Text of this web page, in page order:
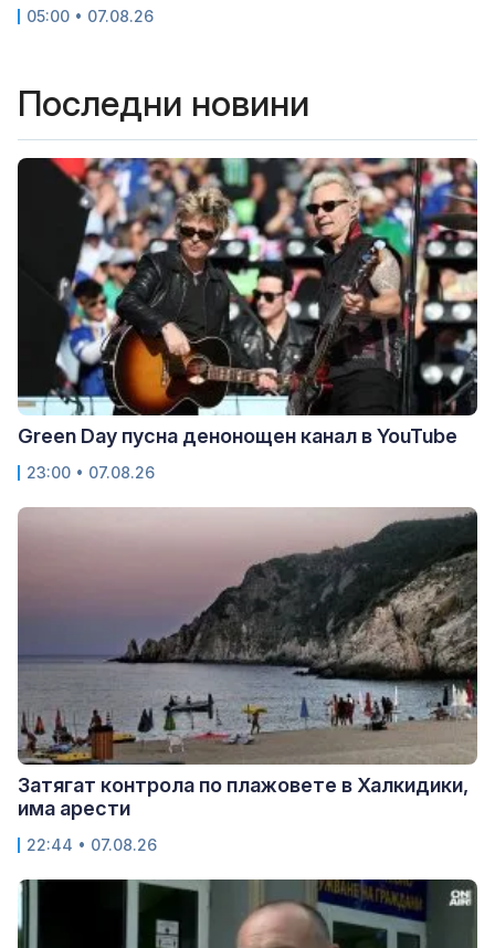
05:00 • 07.08.26
Последни новини
Green Day пусна денонощен канал в YouTube
23:00 • 07.08.26
Затягат контрола по плажовете в Халкидики,
има арести
22:44 • 07.08.26